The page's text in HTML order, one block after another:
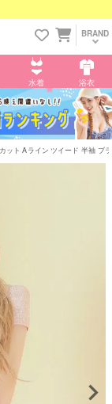
BRAND
水着 浴衣
ット Aライン ツイード 半袖